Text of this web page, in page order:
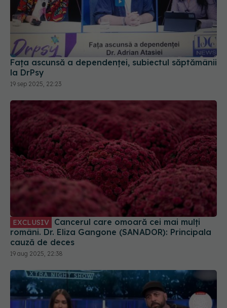
Fața ascunsă a dependenței, subiectul săptămânii
la DrPsy
19 sep 2025, 22:23
EXCLUSIV
români. Dr. Eliza Gangone (SANADOR): Principala
cauză de deces
19 aug 2025, 22:38